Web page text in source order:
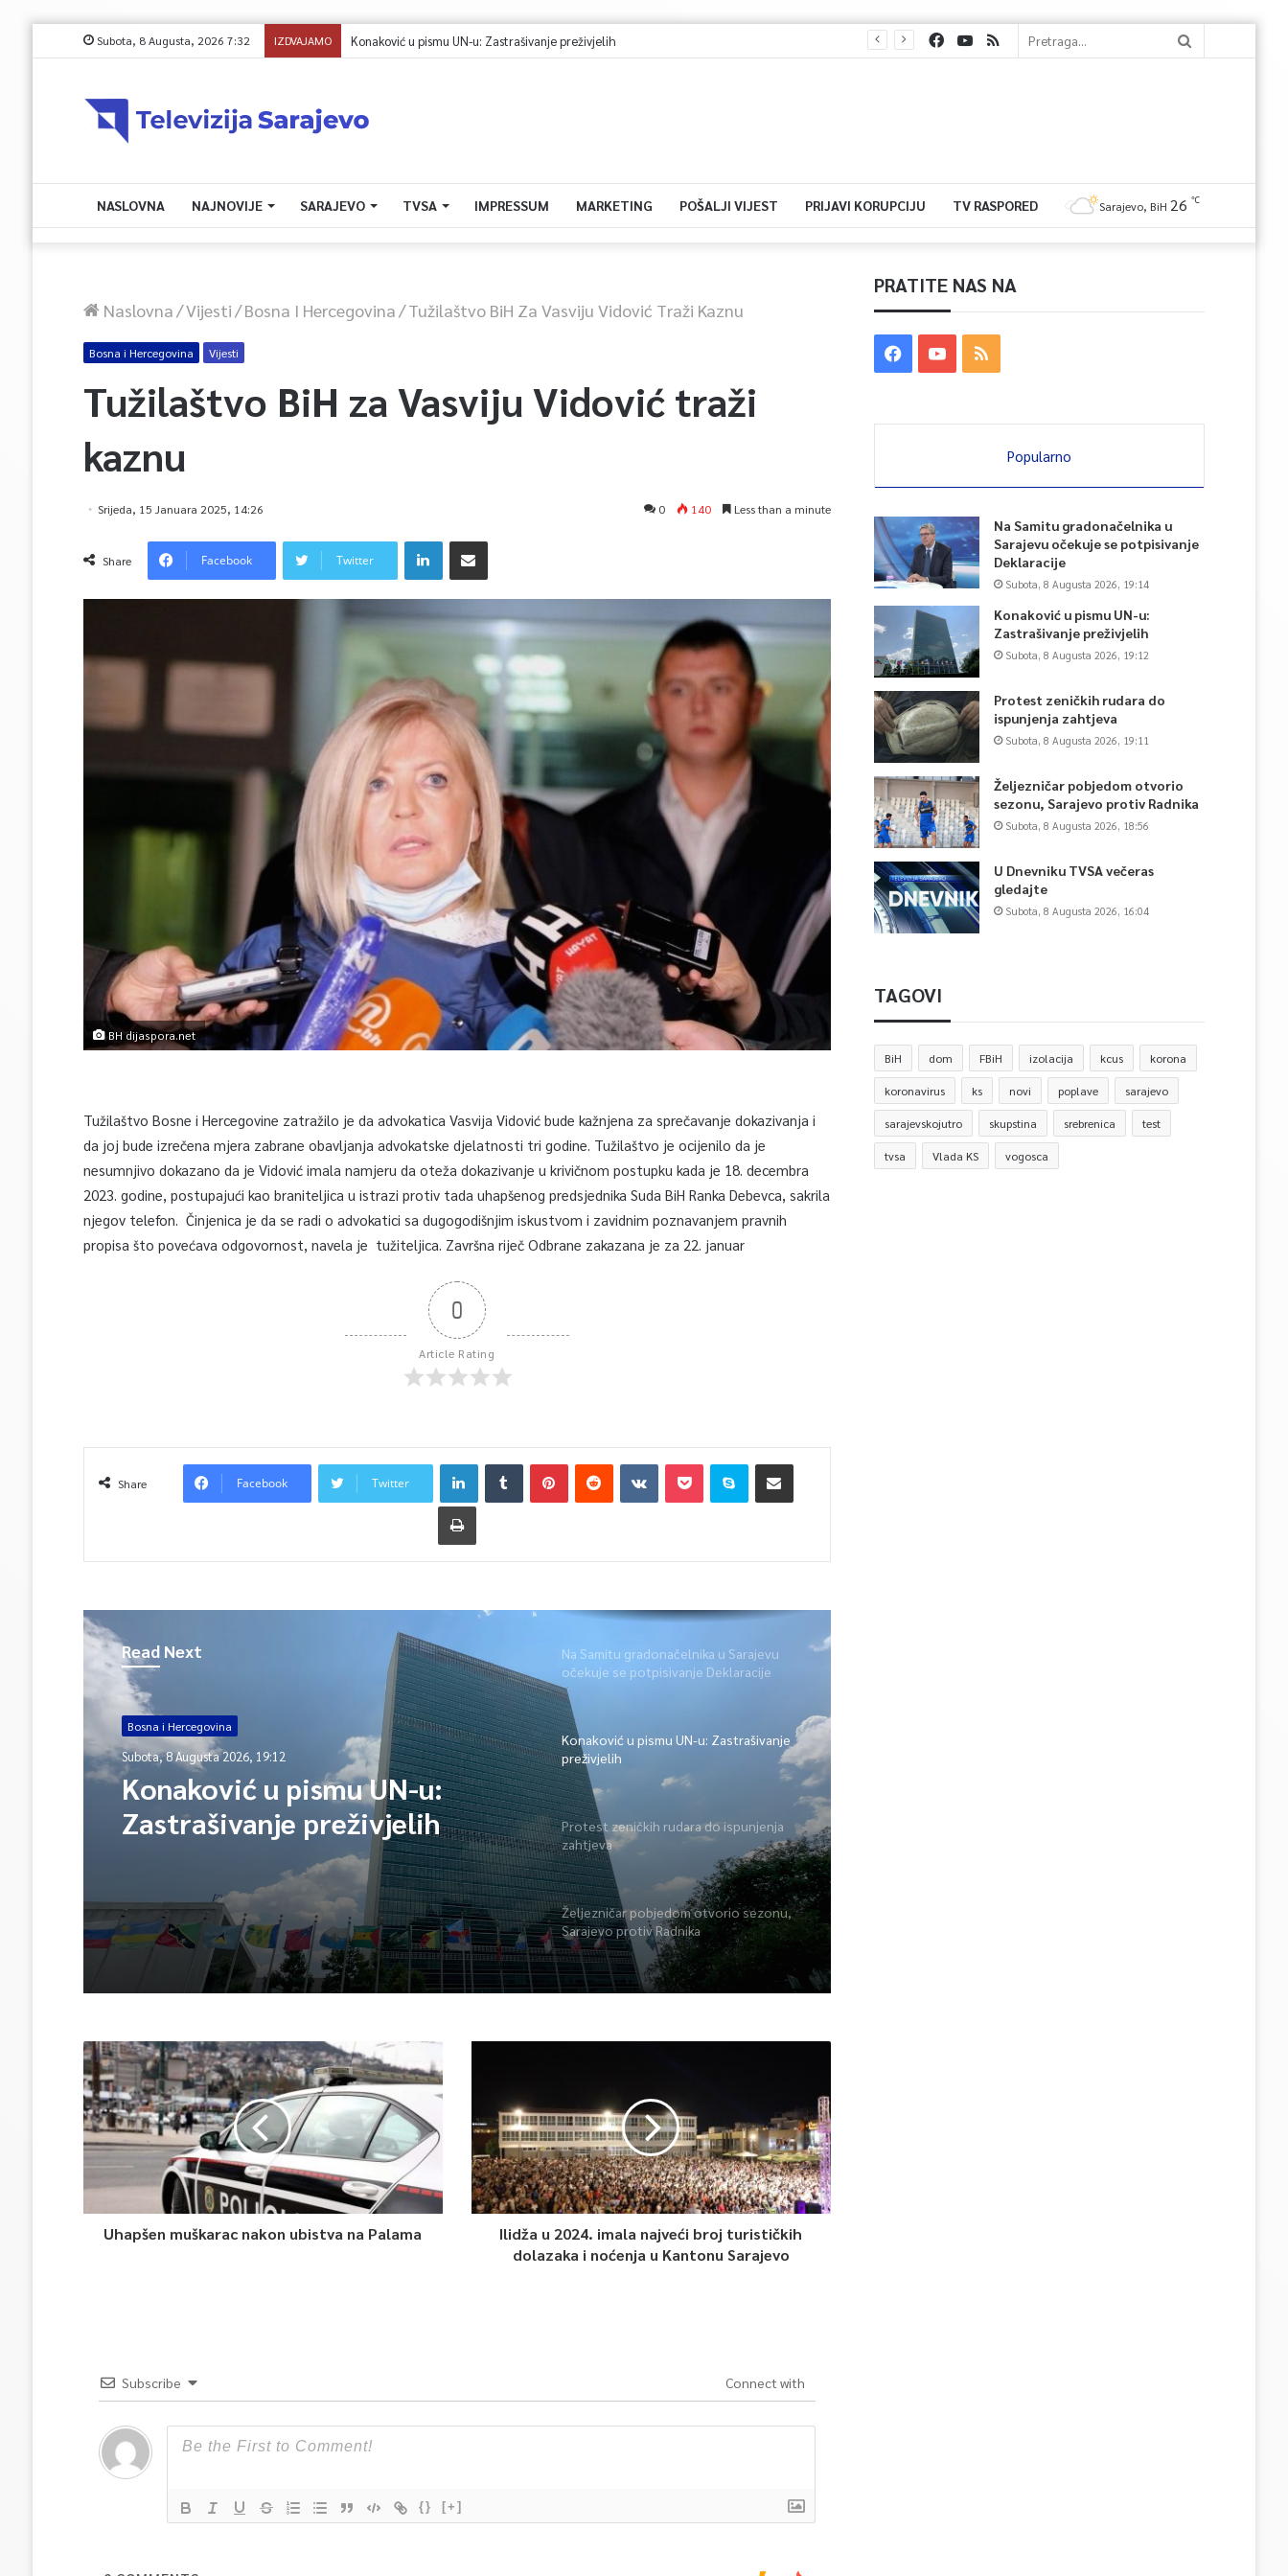
Subota, 8 Augusta, 2026 7:32 IZDVAJAMO Protest zeničkih rudara do ispunjenja zahtjeva
NASLOVNA NAJNOVIJE SARAJEVO TVSA IMPRESSUM MARKETING POŠALJI VIJEST PRIJAVI KORUPCIJU TV RASPORED Sarajevo, BiH 26 ℃
Naslovna/Vijesti/Bosna I Hercegovina/Tužilaštvo BiH Za Vasviju Vidović Traži Kaznu
Bosna i Hercegovina Vijesti
Tužilaštvo BiH za Vasviju Vidović traži
kaznu
Srijeda, 15 Januara 2025, 14:26 0 140 Less than a minute
Share Facebook Twitter
BH dijaspora.net
Tužilaštvo Bosne i Hercegovine zatražilo je da advokatica Vasvija Vidović bude kažnjena za sprečavanje dokazivanja i
da joj bude izrečena mjera zabrane obavljanja advokatske djelatnosti tri godine. Tužilaštvo je ocijenilo da je
nesumnjivo dokazano da je Vidović imala namjeru da oteža dokazivanje u krivičnom postupku kada je 18. decembra
2023. godine, postupajući kao braniteljica u istrazi protiv tada uhapšenog predsjednika Suda BiH Ranka Debevca, sakrila
njegov telefon. Činjenica je da se radi o advokatici sa dugogodišnjim iskustvom i zavidnim poznavanjem pravnih
propisa što povećava odgovornost, navela je tužiteljica. Završna riječ Odbrane zakazana je za 22. januar
0
Article Rating
Share Facebook Twitter
Read Next
Bosna i Hercegovina
Subota, 8 Augusta 2026, 19:12
Konaković u pismu UN-u:
Zastrašivanje preživjelih
Na Samitu gradonačelnika u Sarajevu
očekuje se potpisivanje Deklaracije
Konaković u pismu UN-u: Zastrašivanje
preživjelih
Protest zeničkih rudara do ispunjenja
zahtjeva
Željezničar pobjedom otvorio sezonu,
Sarajevo protiv Radnika
Uhapšen muškarac nakon ubistva na Palama
Ilidža u 2024. imala najveći broj turističkih
dolazaka i noćenja u Kantonu Sarajevo
Subscribe Connect with
{} [+]
PRATITE NAS NA
Popularno
Na Samitu gradonačelnika u
Sarajevu očekuje se potpisivanje
Deklaracije
Subota, 8 Augusta 2026, 19:14
Konaković u pismu UN-u:
Zastrašivanje preživjelih
Subota, 8 Augusta 2026, 19:12
Protest zeničkih rudara do
ispunjenja zahtjeva
Subota, 8 Augusta 2026, 19:11
Željezničar pobjedom otvorio
sezonu, Sarajevo protiv Radnika
Subota, 8 Augusta 2026, 18:56
U Dnevniku TVSA večeras
gledajte
Subota, 8 Augusta 2026, 16:04
TAGOVI
BiH dom FBiH izolacija kcus korona
koronavirus ks novi poplave sarajevo
sarajevskojutro skupstina srebrenica test
tvsa Vlada KS vogosca